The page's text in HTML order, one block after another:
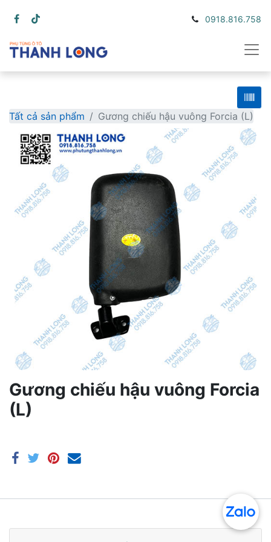
0918.816.758
Tất cả sản phẩm Gương chiếu hậu vuông Forcia (L)
Gương chiếu hậu vuông Forcia
(L)